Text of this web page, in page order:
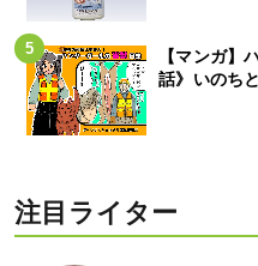
【マンガ】
話》いのち
注目ライター